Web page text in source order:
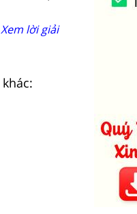
Xem lời giải